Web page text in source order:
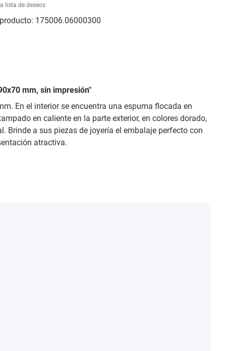
lista de deseos
175006.06000300
mm, sin impresión"
En el interior se encuentra una espuma flocada en
en caliente en la parte exterior, en colores dorado,
Brinde a sus piezas de joyería el embalaje perfecto con
atractiva.